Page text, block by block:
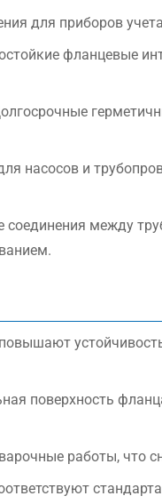
для приборов
фланцевые
насосов и
соединения между
поверхность
работы, что